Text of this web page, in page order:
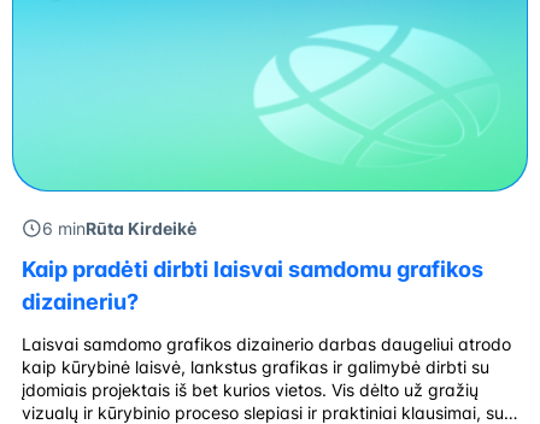
6 minRūta Kirdeikė
Kaip pradėti dirbti laisvai samdomu grafikos
dizaineriu?
Laisvai samdomo grafikos dizainerio darbas daugeliui atrodo
kaip kūrybinė laisvė, lankstus grafikas ir galimybė dirbti su
įdomiais projektais iš bet kurios vietos. Vis dėlto už gražių
vizualų ir kūrybinio proceso slepiasi ir praktiniai klausimai, su